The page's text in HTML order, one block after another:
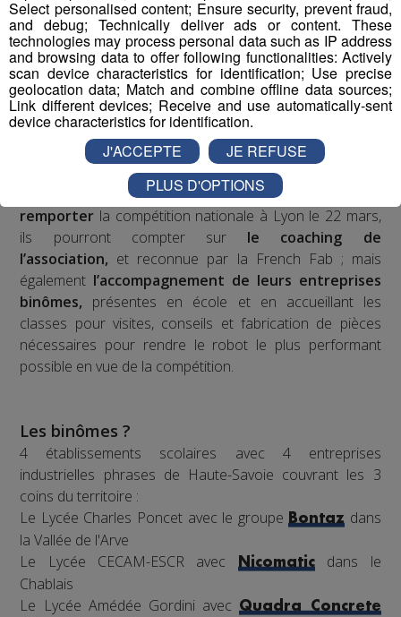
fabriquer un robot à partir d'un kit de pièces détachées
fourni par l'association organisatrice la compétition
"Robotique First France". Dans le cadre de TOP FAB, le
Groupe Mont Blanc Médias fait appel à4
établissements scolaires volontairesparticipant au
challenge en les associant à
industriellesd’envergure sur le territoire pour former
Pour mener à bien leur projet et tenter de
remporter la compétition nationale à Lyon le 22 mars,
ils pourront compter sur le coaching de
l’association, et reconnue par la French Fab ; mais
également l’accompagnement de leurs entreprises
binômes, présentes en école et en accueillant les
classes pour visites, conseils et fabrication de pièces
nécessaires pour rendre le robot le plus performant
possible en vue de la compétition.
Les binômes ?
4 établissements scolaires avec 4 entreprises
industrielles phrases de Haute-Savoie couvrant les 3
coins du territoire :
Le Lycée Charles Poncet avec le groupe Bontaz dans
la Vallée de l'Arve
Le Lycée CECAM-ESCR avec
Nicomaticdans le
Chablais
Le Lycée Amédée Gordini avecQuadra Concrete
Select personalised content; Ensure security, prevent fraud,
and debug; Technically deliver ads or content. These
technologies may process personal data such as IP address
and browsing data to offer following functionalities: Actively
scan device characteristics for identification; Use precise
geolocation data; Match and combine offline data sources;
Link different devices; Receive and use automatically-sent
device characteristics for identification.
J'ACCEPTE
JE REFUSE
PLUS D'OPTIONS